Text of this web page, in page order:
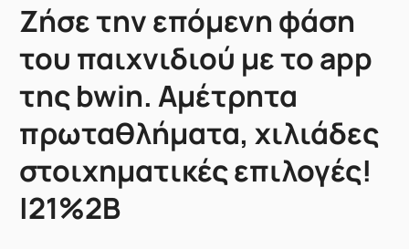
Ζήσε την επόμενη φάση
του παιχνιδιού με το app
της bwin. Αμέτρητα
πρωταθλήματα, χιλιάδες
στοιχηματικές επιλογές!
|21%2B